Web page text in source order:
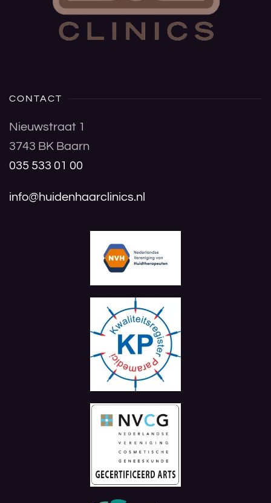
CONTACT
Nieuwstraat 1
3743 BK Baarn
035 533 01 00
info@huidenhaarclinics.nl